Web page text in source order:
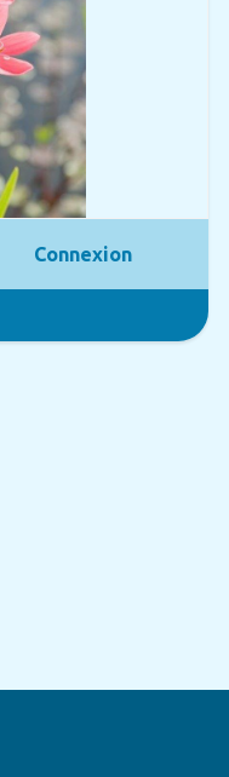
Connexion